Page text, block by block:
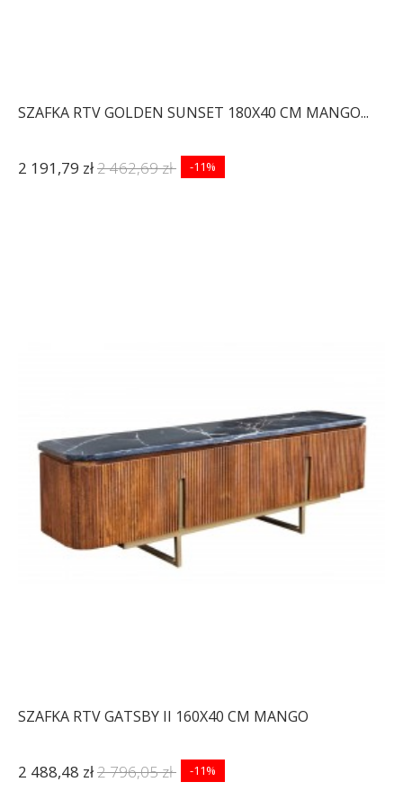
SZAFKA RTV GOLDEN SUNSET 180X40 CM MANGO...
2 191,79 zł2 462,69 zł -11%
SZAFKA RTV GATSBY II 160X40 CM MANGO
2 488,48 zł2 796,05 zł -11%